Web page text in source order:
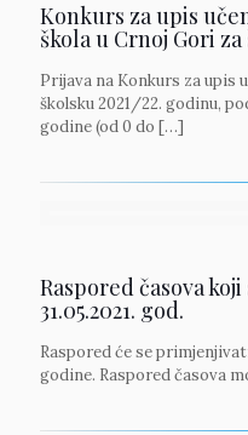
Konkurs za upis
škola u Crnoj Gori za
Prijava na Konkurs za upis
školsku 2021/22. godinu,
godine (od 0 do […]
Raspored časova
31.05.2021. god.
Raspored će se
godine. Raspored časova